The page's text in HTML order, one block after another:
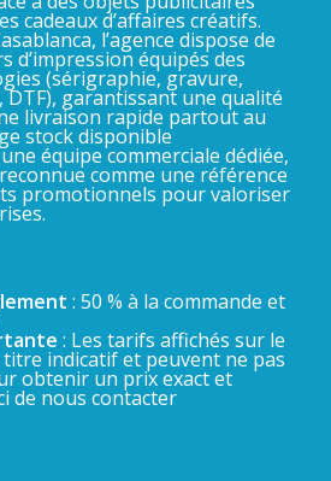
cadeaux d’affaires créatifs.
l’agence dispose de
d’impression équipés des
(sérigraphie, gravure,
garantissant une qualité
livraison rapide partout au
stock disponible
équipe commerciale dédiée,
comme une référence
promotionnels pour valoriser
: 50 % à la commande et
: Les tarifs affichés sur le
indicatif et peuvent ne pas
obtenir un prix exact et
de nous contacter